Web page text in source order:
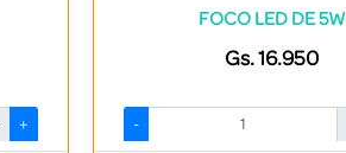
+
FOCO LED DE 5W
Gs. 16.950
-